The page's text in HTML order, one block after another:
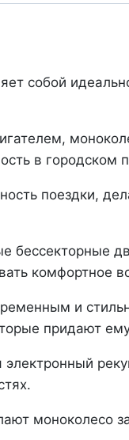
собой
в городском
поездки,
комфортное
и
придают
моноколесо